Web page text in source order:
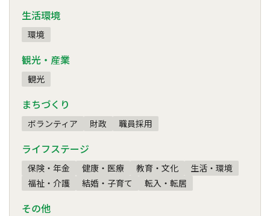
生活環境
環境
観光・産業
観光
まちづくり
ボランティア 財政 職員採用
ライフステージ
保険・年金 健康・医療 教育・文化
生活・環境
福祉・介護
結婚・子育て 転入・転居
その他